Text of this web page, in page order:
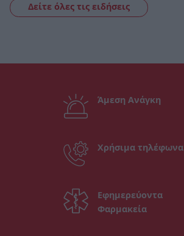
Δείτε όλες τις ειδήσεις
Άμεση Ανάγκη
Χρήσιμα τηλέφωνα
Εφημερεύοντα
Φαρμακεία